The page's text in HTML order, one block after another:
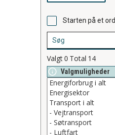
Starten på et ord
Valgt0 Total 14
Valgmuligheder